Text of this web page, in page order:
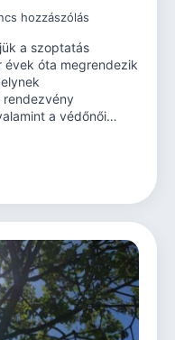
hozzászólás
a szoptatás
évek óta megrendezik
rendezvény
a védőnői…